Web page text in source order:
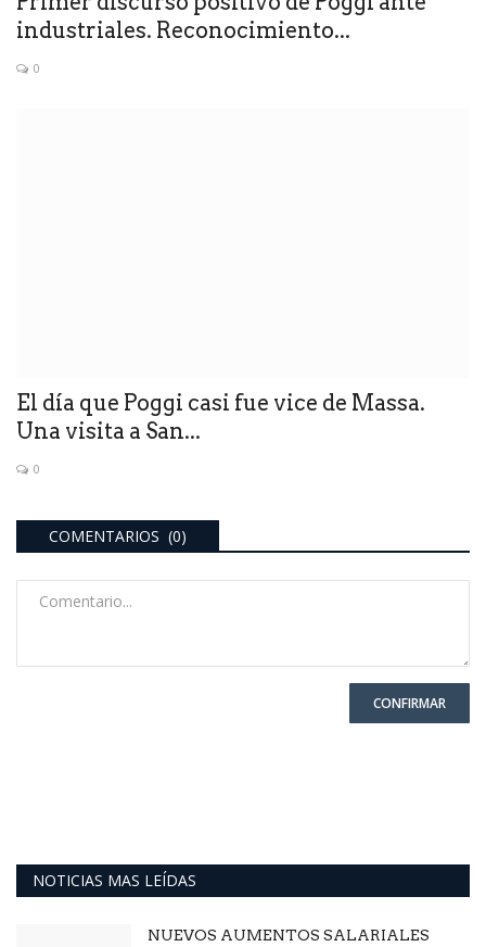
industriales. Reconocimiento...
0
El día que Poggi casi fue vice de Massa.
Una visita a San...
0
COMENTARIOS (0)
CONFIRMAR
NOTICIAS MAS LEÍDAS
NUEVOS AUMENTOS SALARIALES